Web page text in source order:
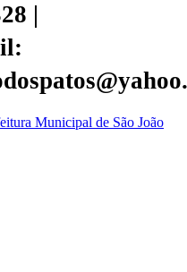
|
Municipal de São João